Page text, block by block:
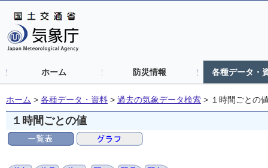
ホーム 防災情報 各種データ・
ホーム > 各種データ・資料 > 過去の気象データ検索 > １時間ごとの
１時間ごとの値